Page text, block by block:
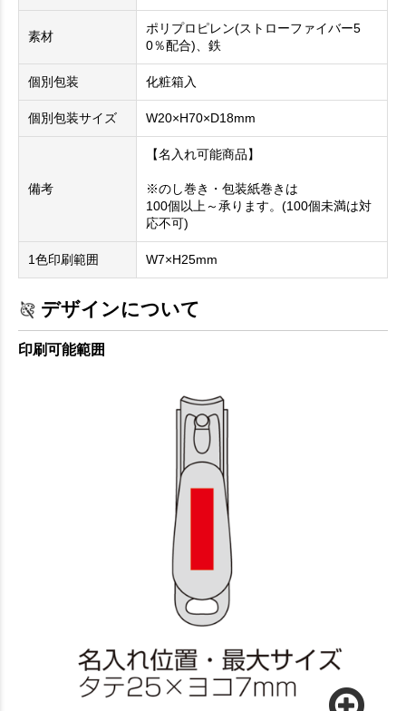
素材
ポリプロピレン(ストローファイバー5
0％配合)、鉄
個別包装 化粧箱入
個別包装サイズ W20×H70×D18mm
備考
【名入れ可能商品】
※のし巻き・包装紙巻きは
100個以上～承ります。(100個未満は対
応不可)
1色印刷範囲 W7×H25mm
デザインについて
印刷可能範囲